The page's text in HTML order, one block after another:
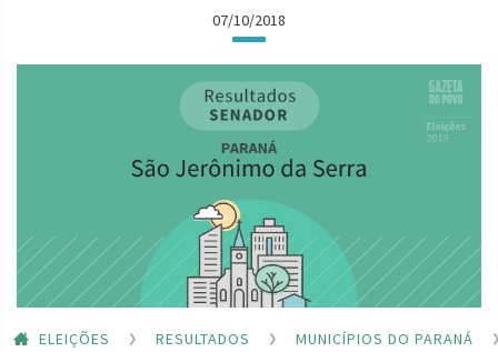
07/10/2018
ELEIÇÕES RESULTADOS
MUNICÍPIOS DO PARANÁ